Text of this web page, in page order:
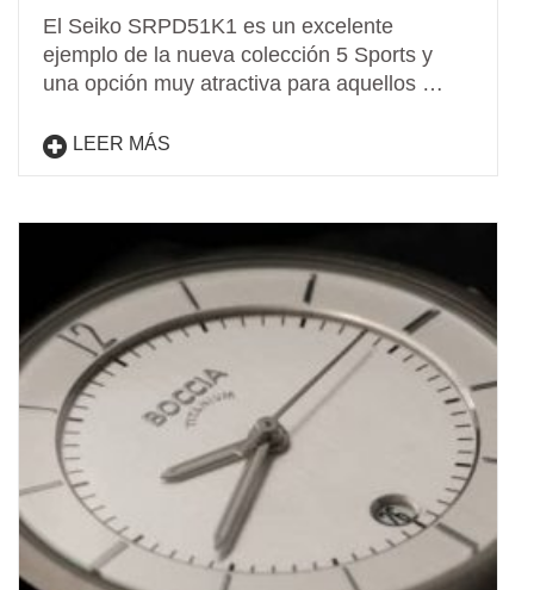
El Seiko SRPD51K1 es un excelente
ejemplo de la nueva colección 5 Sports y
una opción muy atractiva para aquellos …
LEER MÁS